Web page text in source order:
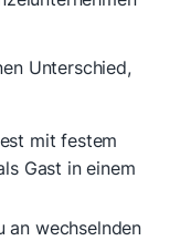
Unterschied,
mit festem
Gast in einem
an wechselnden